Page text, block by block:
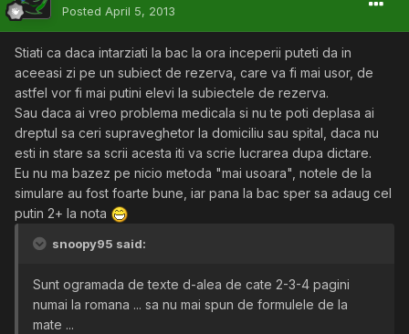
Posted April 5, 2013
Stiati ca daca intarziati la bac la ora inceperii puteti da in
aceeasi zi pe un subiect de rezerva, care va fi mai usor, de
astfel vor fi mai putini elevi la subiectele de rezerva.
Sau daca ai vreo problema medicala si nu te poti deplasa ai
dreptul sa ceri supraveghetor la domiciliu sau spital, daca nu
esti in stare sa scrii acesta iti va scrie lucrarea dupa dictare.
Eu nu ma bazez pe nicio metoda "mai usoara", notele de la
simulare au fost foarte bune, iar pana la bac sper sa adaug cel
putin 2+ la nota
snoopy95 said:
Sunt ogramada de texte d-alea de cate 2-3-4 pagini
numai la romana ... sa nu mai spun de formulele de la
mate ...